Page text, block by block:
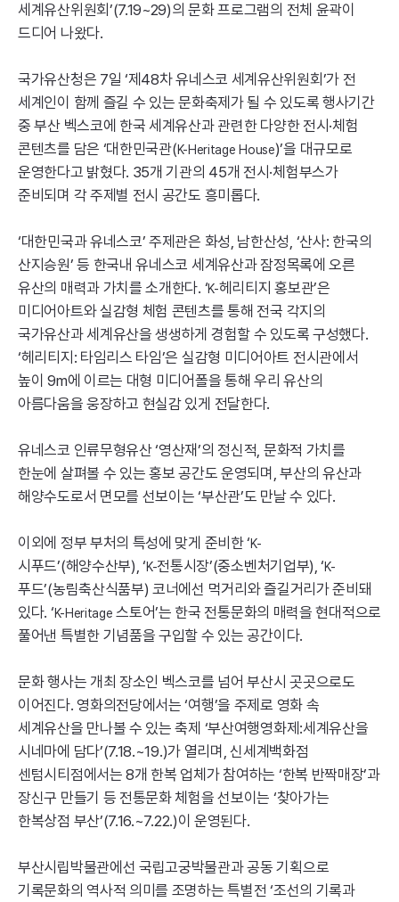
세계유산위원회’(7.19~29)의 문화 프로그램의 전체 윤곽이
드디어 나왔다.
국가유산청은 7일 ‘제48차 유네스코 세계유산위원회’가 전
세계인이 함께 즐길 수 있는 문화축제가 될 수 있도록 행사기간
중 부산 벡스코에 한국 세계유산과 관련한 다양한 전시·체험
콘텐츠를 담은 ‘대한민국관(K-Heritage House)’을 대규모로
운영한다고 밝혔다. 35개 기관의 45개 전시·체험부스가
준비되며 각 주제별 전시 공간도 흥미롭다.
‘대한민국과 유네스코’ 주제관은 화성, 남한산성, ‘산사: 한국의
산지승원’ 등 한국내 유네스코 세계유산과 잠정목록에 오른
유산의 매력과 가치를 소개한다. ‘K-헤리티지 홍보관’은
미디어아트와 실감형 체험 콘텐츠를 통해 전국 각지의
국가유산과 세계유산을 생생하게 경험할 수 있도록 구성했다.
‘헤리티지: 타임리스 타임’은 실감형 미디어아트 전시관에서
높이 9m에 이르는 대형 미디어폴을 통해 우리 유산의
아름다움을 웅장하고 현실감 있게 전달한다.
유네스코 인류무형유산 ‘영산재’의 정신적, 문화적 가치를
한눈에 살펴볼 수 있는 홍보 공간도 운영되며, 부산의 유산과
해양수도로서 면모를 선보이는 ‘부산관’도 만날 수 있다.
이외에 정부 부처의 특성에 맞게 준비한 ‘K-
시푸드’(해양수산부), ‘K-전통시장’(중소벤처기업부), ‘K-
푸드’(농림축산식품부) 코너에선 먹거리와 즐길거리가 준비돼
있다. ‘K-Heritage 스토어’는 한국 전통문화의 매력을 현대적으로
풀어낸 특별한 기념품을 구입할 수 있는 공간이다.
문화 행사는 개최 장소인 벡스코를 넘어 부산시 곳곳으로도
이어진다. 영화의전당에서는 ‘여행’을 주제로 영화 속
세계유산을 만나볼 수 있는 축제 ‘부산여행영화제:세계유산을
시네마에 담다’(7.18.~19.)가 열리며, 신세계백화점
센텀시티점에서는 8개 한복 업체가 참여하는 ‘한복 반짝매장’과
장신구 만들기 등 전통문화 체험을 선보이는 ‘찾아가는
한복상점 부산’(7.16.~7.22.)이 운영된다.
부산시립박물관에선 국립고궁박물관과 공동 기획으로
기록문화의 역사적 의미를 조명하는 특별전 ‘조선의 기록과